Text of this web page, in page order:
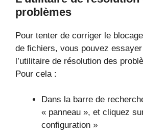
problèmes
Pour tenter de corriger le
de fichiers, vous pouvez
l’utilitaire de résolution des
Pour cela :
Dans la barre de
« panneau », et cliquez
configuration »